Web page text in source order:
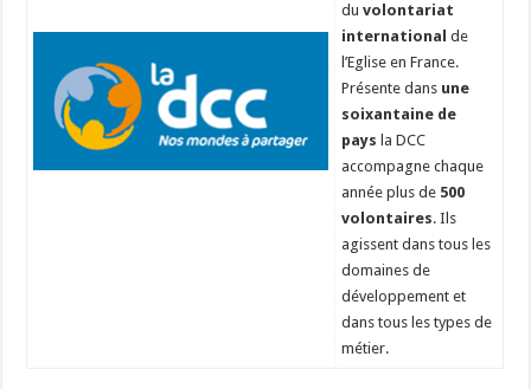
duvolontariat
international de
l’Eglise en France.
Présente dans une
soixantaine de
pays la DCC
accompagne chaque
année plus de 500
volontaires. Ils
agissent dans tous les
domaines de
développement et
dans tous les types de
métier.